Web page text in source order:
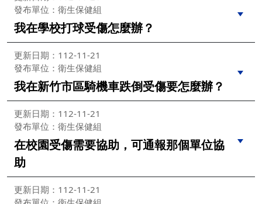
發布單位：衛生保健組
我在學校打球受傷怎麼辦？
更新日期：112-11-21
發布單位：衛生保健組
我在新竹市區騎機車跌倒受傷要怎麼辦？
更新日期：112-11-21
發布單位：衛生保健組
在校園受傷需要協助，可通報那個單位協
助
更新日期：112-11-21